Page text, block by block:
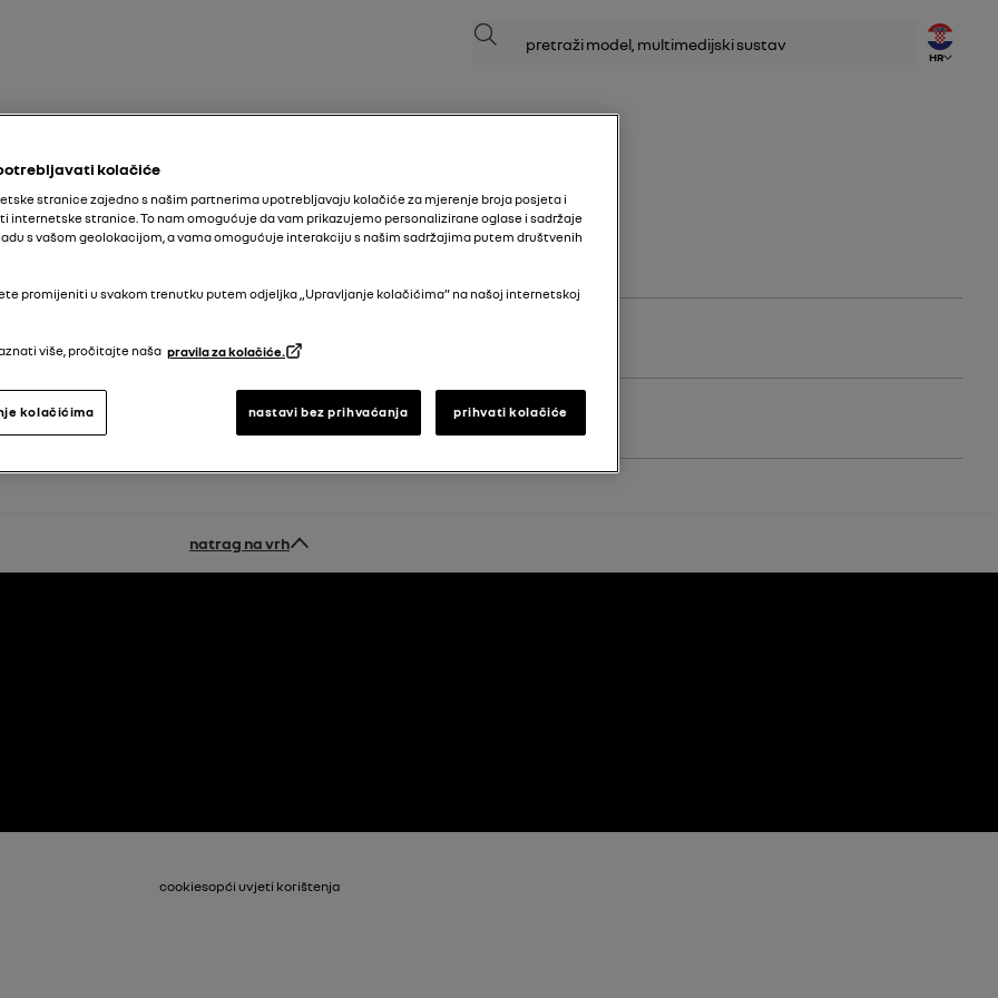
Pretraživanje
HR
registriranja vašeg vozila.
natrag na vrh
cookiesopći uvjeti korištenja
kolačiće
stranice zajedno s našim partnerima upotrebljavaju kolačiće za mjerenje broja posjeta i
internetske stranice. To nam omogućuje da vam prikazujemo personalizirane oglase i sadržaje
s vašom geolokacijom, a vama omogućuje interakciju s našim sadržajima putem društvenih
promijeniti u svakom trenutku putem odjeljka „Upravljanje kolačićima” na našoj internetskoj
više, pročitajte naša pravila za kolačiće.
nastavi bez prihvaćanja prihvati kolačiće
kolačićima